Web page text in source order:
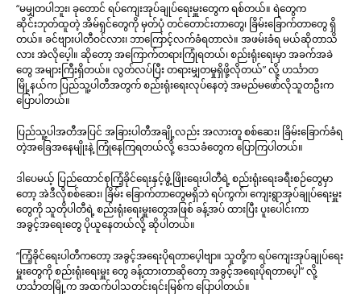
“မမျှတပါဘူး၊ ခုတောင် ရပ်ကျေးအုပ်ချုပ်ရေးမှူးတွေက ရစ်တယ်။ ရဲတွေက
ဆိုင်းဘုတ်ထူတဲ့ အိမ်ရှင်တွေကို မှတ်ပုံ တင်တောင်းတာတွေ၊ ခြိမ်းခြောက်တာတွေ ရှိ
တယ်။ ခင်ဗျားပါတီဝင်လား၊ ဘာကြောင့်လက်ခံရတာလဲ။ အဖမ်းခံရ မယ်ဆိုတာသိ
လား အဲလိုပေ့ါ။ ဆိုတော့ အကြောက်တရားကြုံရတယ်၊ စည်းရုံးရေးမှာ အခက်အခဲ
တွေ အများကြီးရှိတယ်။ လွတ်လပ်ပြီး တရားမျှတမှုရှိဖို့လိုတယ်” လို့ ဟင်္သာတ
မြို့နယ်က ပြည်သူ့ပါတီအတွက် စည်းရုံးရေးလုပ်နေတဲ့ အမည်မဖော်လိုသူတဦးက
ပြောပါတယ်။
ပြည်သူ့ပါအတီအပြင် အခြားပါတီအချို့လည်း အလားတူ စစ်ဆေး၊ ခြိမ်းခြောက်ခံရ
တဲ့အခြေအနေမျိုးနဲ့ ကြုံနေကြရတယ်လို့ ဒေသခံတွေက ပြောကြပါတယ်။
ဒါပေမယ့် ပြည်ထောင်စုကြံ့ခိုင်ရေးနှင့်ဖွံ့ဖြိုးရေးပါတီရဲ့ စည်းရုံးရေးခရီးစဉ်တွေမှာ
တော့ အဲဒီလိုစစ်ဆေး၊ ခြိမ်း ခြောက်တာတွေမရှိဘဲ ရပ်ကွက်၊ ကျေးရွာအုပ်ချုပ်ရေးမှူး
တွေကို သူတိုပါတီရဲ့ စည်းရုံးရေးမှူးတွေအဖြစ် ခန့်အပ် ထားပြီး ပူးပေါင်းကာ
အခွင့်အရေးတွေ ပိုယူနေတယ်လို့ ဆိုပါတယ်။
“ကြံ့ခိုင်ရေးပါတီကတော့ အခွင့်အရေးပိုရတာပေ့ါဗျာ။ သူတို့က ရပ်ကျေးအုပ်ချုပ်ရေး
မှူးတွေကို စည်းရုံးရေးမှူး တွေ ခန့်ထားတာဆိုတော့ အခွင့်အရေးပိုရတာပေ့ါ” လို့
ဟင်္သာတမြို့က အထက်ပါသတင်းရင်းမြစ်က ပြောပါတယ်။